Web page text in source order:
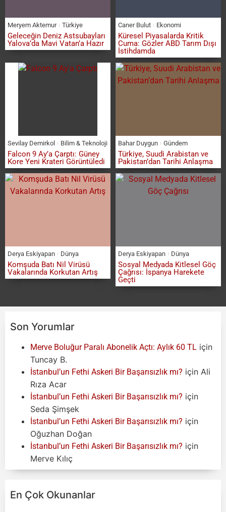
Meryem Aktemur Türkiye
Geleceğin Deniz Astsubayları
Yalova’da Mavi Vatan’a Hazır
Caner Bulut Ekonomi
Küresel Piyasalarda Kritik
Cuma: Gözler ABD Tarım Dışı
İstihdamda
Sevilay Demirkol Bilim & Teknoloji
Falcon 9 Ay’a Çarptı: Güney
Kore Yeni Krateri Görüntüledi
Bahar Duygun Gündem
Türkiye, Suudi Arabistan ve
Pakistan’dan Tarihi Anlaşma
Derya Eskiyapan Dünya
Komşuda Batı Nil Virüsü
Vakalarında Korkutan Artış
Derya Eskiyapan Dünya
Sosyal Medyada Kitlesel Göç
Çağrısı: İspanya Harekete
Geçti
Son Yorumlar
Merve Boluğur Paralı Abonelik Açtı: Aylık 60 TL için
Tuncay B.
İstanbul’un Fethi Askeri Bir Başarısızlık mı? için Ali
Rıza Acar
İstanbul’un Fethi Askeri Bir Başarısızlık mı? için
Seda Şimşek
İstanbul’un Fethi Askeri Bir Başarısızlık mı? için
Oğuzhan Doğan
İstanbul’un Fethi Askeri Bir Başarısızlık mı? için
Merve Kılıç
En Çok Okunanlar